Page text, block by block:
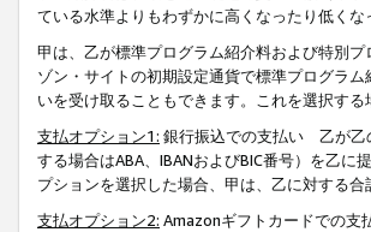
ている水準よりもわずかに高くなったり低く
甲は、乙が標準プログラム紹介料および特別
ゾン・サイトの初期設定通貨で標準プログラ
いを受け取ることもできます。これを選択す
支払オプション1: 銀行振込での支払い 乙が乙
する場合はABA、IBANおよびBIC番号）を乙
プションを選択した場合、甲は、乙に対する合
支払オプション2: Amazonギフトカードでの支